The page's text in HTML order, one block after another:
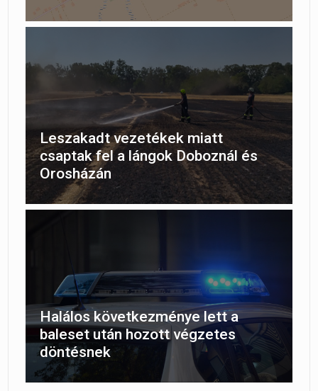
Leszakadt vezetékek miatt
csaptak fel a lángok Doboznál és
Orosházán
Halálos következménye lett a
baleset után hozott végzetes
döntésnek